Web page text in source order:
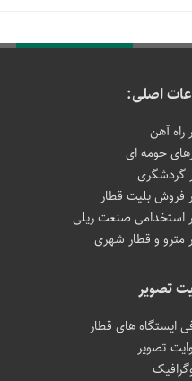
اصلی:
راه آهن
حومه ای
گردشگری
فروش بلیت قطار
استخدامی صنعت ریلی
مترو و قطار شهری
تصویر
ایستگاه های قطار
تصویر